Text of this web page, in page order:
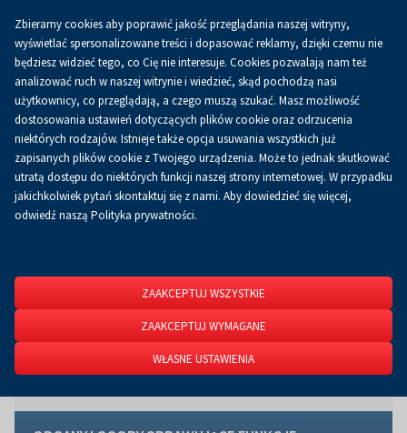
0.00 złKoszykPL
Strona główna BIP Organy i osoby sprawujące funkcje
Organy i osoby sprawujące funkcje
REDAKCJA
STATUS PRAWNY
PRZEDMIOT DZIAŁALNOŚCI
Zbieramy cookies aby poprawić jakość przeglądania naszej witryny,
wyświetlać spersonalizowane treści i dopasować reklamy, dzięki czemu nie
będziesz widzieć tego, co Cię nie interesuje. Cookies pozwalają nam też
analizować ruch w naszej witrynie i wiedzieć, skąd pochodzą nasi
użytkownicy, co przeglądają, a czego muszą szukać. Masz możliwość
dostosowania ustawień dotyczących plików cookie oraz odrzucenia
niektórych rodzajów. Istnieje także opcja usuwania wszystkich już
zapisanych plików cookie z Twojego urządzenia. Może to jednak skutkować
utratą dostępu do niektórych funkcji naszej strony internetowej. W przypadku
jakichkolwiek pytań skontaktuj się z nami. Aby dowiedzieć się więcej,
odwiedź naszą Polityka prywatności.
ZAAKCEPTUJ WSZYSTKIE
ZAAKCEPTUJ WYMAGANE
WŁASNE USTAWIENIA